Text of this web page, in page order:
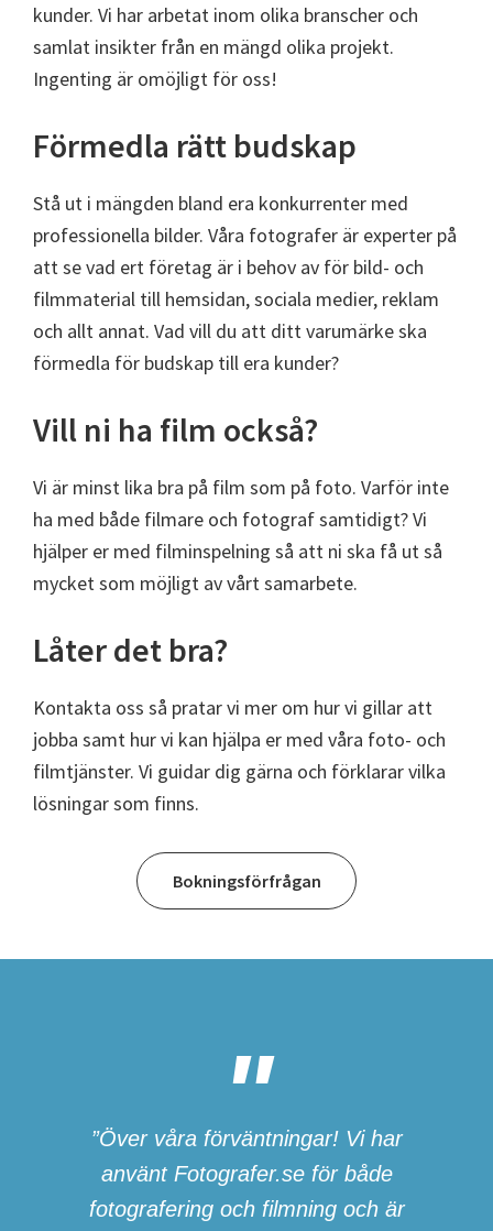
kunder. Vi har arbetat inom olika branscher och
samlat insikter från en mängd olika projekt.
Ingenting är omöjligt för oss!
Förmedla rätt budskap
Stå ut i mängden bland era konkurrenter med
professionella bilder. Våra fotografer är experter på
att se vad ert företag är i behov av för bild- och
filmmaterial till hemsidan, sociala medier, reklam
och allt annat. Vad vill du att ditt varumärke ska
förmedla för budskap till era kunder?
Vill ni ha film också?
Vi är minst lika bra på film som på foto. Varför inte
ha med både filmare och fotograf samtidigt? Vi
hjälper er med filminspelning så att ni ska få ut så
mycket som möjligt av vårt samarbete.
Låter det bra?
Kontakta oss så pratar vi mer om hur vi gillar att
jobba samt hur vi kan hjälpa er med våra foto- och
filmtjänster. Vi guidar dig gärna och förklarar vilka
lösningar som finns.
Bokningsförfrågan
”Över våra förväntningar! Vi har
använt Fotografer.se för både
fotografering och filmning och är